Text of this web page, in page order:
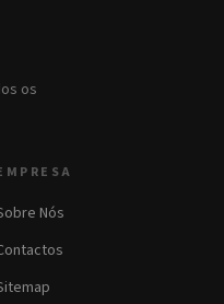
os
Nós